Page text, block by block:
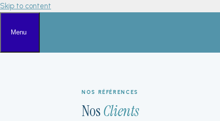
Skip to content
Menu
NOS RÉFÉRENCES
NosClients